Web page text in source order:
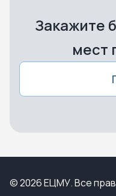
Закажите
мест
© 2026 ЕЦМУ. Все